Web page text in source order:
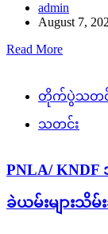
admin
August 7,
Read More
တိုက်ပွဲသတင်
သတင်း
PNLA/
ခဲယမ်းများသိ